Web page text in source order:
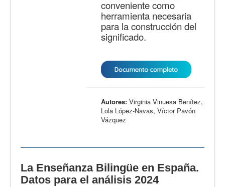
conveniente como
herramienta necesaria
para la construcción del
significado.
Autores: Virginia Vinuesa Benítez,
Lola López-Navas, Víctor Pavón
Vázquez
La Enseñanza Bilingüe en España.
Datos para el análisis 2024